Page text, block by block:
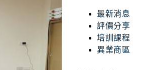
最新消息
評價分享
培訓課程
異業商區